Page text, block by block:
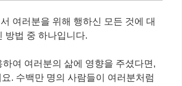
여러분을 위해 행하신 모든 것에 대
방법 중 하나입니다.
여 여러분의 삶에 영향을 주셨다면,
. 수백만 명의 사람들이 여러분처럼